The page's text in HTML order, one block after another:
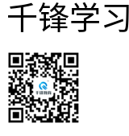
千锋学